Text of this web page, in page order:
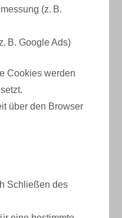
(z. B.
B. Google Ads)
Cookies werden
über den Browser
Schließen des